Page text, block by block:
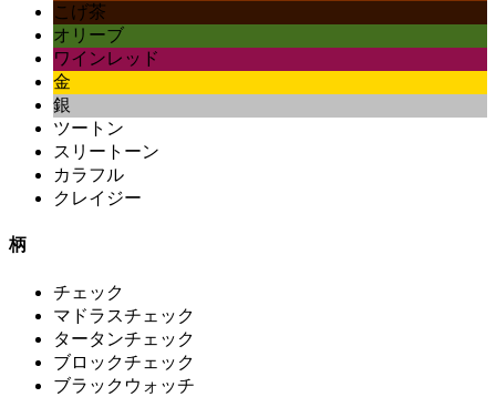
こげ茶
オリーブ
ワインレッド
金
銀
ツートン
スリートーン
カラフル
クレイジー
柄
チェック
マドラスチェック
タータンチェック
ブロックチェック
ブラックウォッチ